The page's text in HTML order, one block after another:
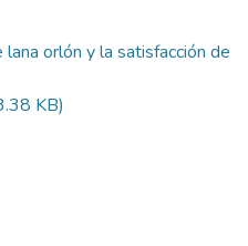
orlón y la satisfacción de
KB)